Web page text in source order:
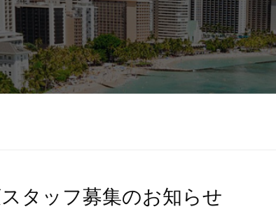
タッフ募集のお知らせ